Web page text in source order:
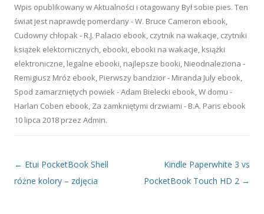
Wpis opublikowany wAktualności i otagowany Był sobie pies. Ten
świat jest naprawdę pomerdany - W. Bruce Cameron ebook,
Cudowny chłopak - R.J. Palacio ebook, czytnik na wakacje, czytniki
książek elektornicznych, ebooki, ebooki na wakacje, książki
elektroniczne, legalne ebooki, najlepsze booki, Nieodnaleziona -
Remigiusz Mróz ebook, Pierwszy bandzior - Miranda July ebook,
Spod zamarzniętych powiek - Adam Bielecki ebook,W domu -
Harlan Coben ebook, Za zamkniętymi drzwiami - B.A. Paris ebook
10 lipca 2018 przez Admin.
Nawigacja wpisu
← Etui PocketBook Shell
różne kolory – zdjęcia
Kindle Paperwhite 3 vs
PocketBook Touch HD 2 →